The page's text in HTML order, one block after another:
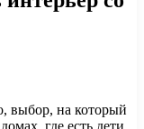
выбор, на который
где есть дети,